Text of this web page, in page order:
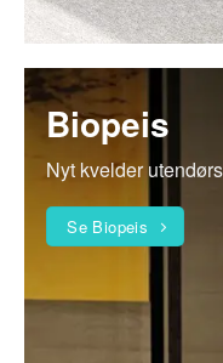
Biopeis
Nyt kvelder
Se Biopeis